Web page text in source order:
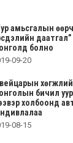
амьсгалын
болно
09-20
бичил
холбоонд
08-15